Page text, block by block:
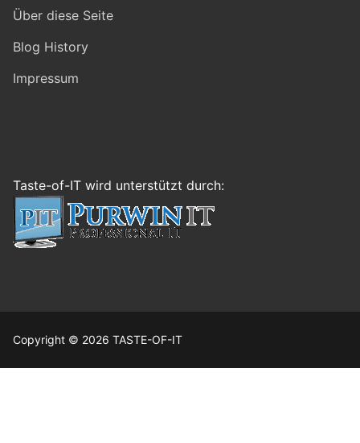
Über diese Seite
Blog History
Impressum
Taste-of-IT wird unterstützt durch:
Copyright © 2026 TASTE-OF-IT